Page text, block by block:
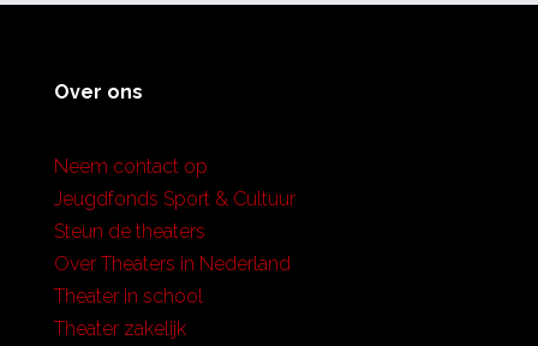
Over ons
Neem contact op
Jeugdfonds Sport & Cultuur
Steun de theaters
Over Theaters in Nederland
Theater in school
Theater zakelijk